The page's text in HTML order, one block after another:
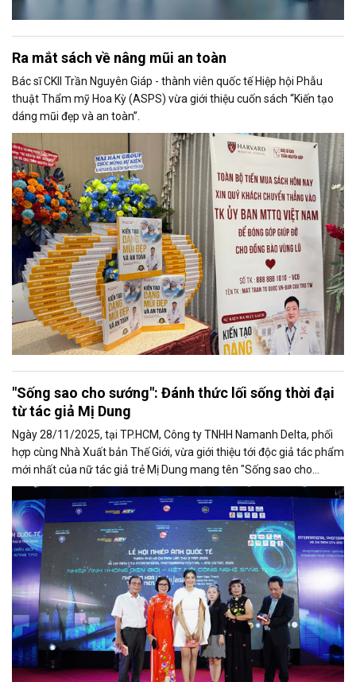
Ra mắt sách về nâng mũi an toàn
Bác sĩ CKII Trần Nguyên Giáp - thành viên quốc tế Hiệp hội Phẫu
thuật Thẩm mỹ Hoa Kỳ (ASPS) vừa giới thiệu cuốn sách “Kiến tạo
dáng mũi đẹp và an toàn”.
"Sống sao cho sướng": Đánh thức lối sống thời đại
từ tác giả Mị Dung
Ngày 28/11/2025, tại TP.HCM, Công ty TNHH Namanh Delta, phối
hợp cùng Nhà Xuất bản Thế Giới, vừa giới thiệu tới độc giả tác phẩm
mới nhất của nữ tác giả trẻ Mị Dung mang tên "Sống sao cho
sướng".